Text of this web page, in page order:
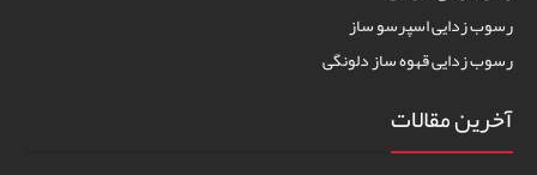
رسوب زدایی اسپرسو ساز
رسوب زدایی قهوه ساز دلونگی
آخرین مقالات